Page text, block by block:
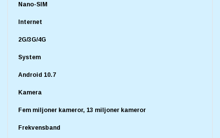
Nano-SIM
Internet
2G/3G/4G
System
Android 10.7
Kamera
Fem miljoner kameror, 13 miljoner kameror
Frekvensband